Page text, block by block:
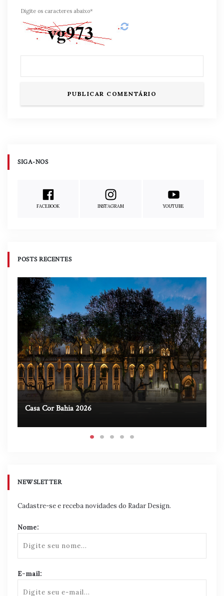
Digite os caracteres abaixo*
SIGA-NOS
FACEBOOK INSTAGRAM YOUTUBE
POSTS RECENTES
Casa Cor Bahia 2026
NEWSLETTER
Cadastre-se e receba novidades do Radar Design.
Nome:
E-mail: